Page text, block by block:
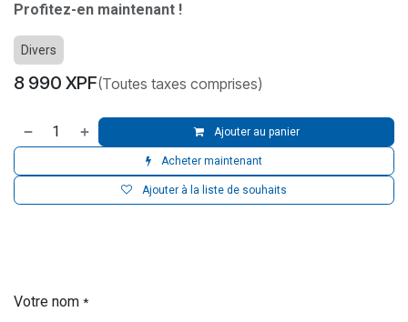
Profitez-en maintenant !
Divers
8 990 XPF(Toutes taxes comprises)
Ajouter au panier
Acheter maintenant
Ajouter à la liste de souhaits
Votre nom *